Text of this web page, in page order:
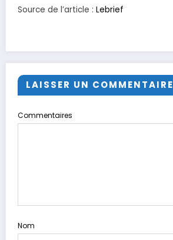
Source de l’article : Lebrief
LAISSER UN COMMENTAIRE
Commentaires
Nom